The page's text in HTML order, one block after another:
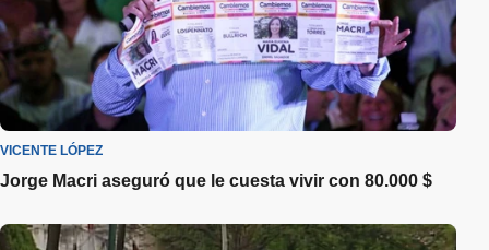
VICENTE LÓPEZ
Jorge Macri aseguró que le cuesta vivir con 80.000 $